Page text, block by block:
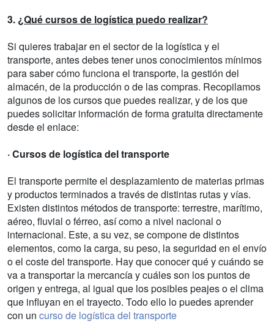
3. ¿Qué cursos de logística puedo realizar?
Si quieres trabajar en el sector de la logística y el
transporte, antes debes tener unos conocimientos mínimos
para saber cómo funciona el transporte, la gestión del
almacén, de la producción o de las compras. Recopilamos
algunos de los cursos que puedes realizar, y de los que
puedes solicitar información de forma gratuita directamente
desde el enlace:
· Cursos de logística del transporte
El transporte permite el desplazamiento de materias primas
y productos terminados a través de distintas rutas y vías.
Existen distintos métodos de transporte: terrestre, marítimo,
aéreo, fluvial o férreo, así como a nivel nacional o
internacional. Este, a su vez, se compone de distintos
elementos, como la carga, su peso, la seguridad en el envío
o el coste del transporte. Hay que conocer qué y cuándo se
va a transportar la mercancía y cuáles son los puntos de
origen y entrega, al igual que los posibles peajes o el clima
que influyan en el trayecto. Todo ello lo puedes aprender
con un curso de logística del transporte